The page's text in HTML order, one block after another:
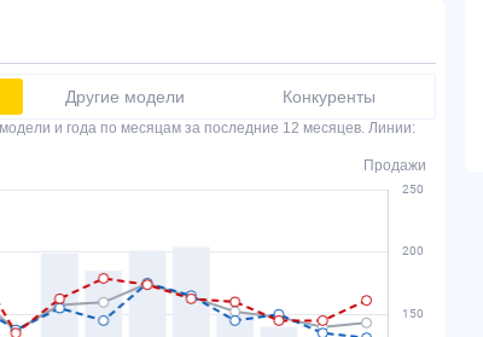
Другие модели Конкуренты
и года по месяцам за последние 12 месяцев. Линии:
Продажи